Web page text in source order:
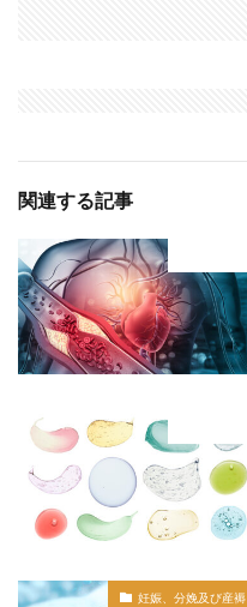
関連する記事
妊娠、分娩及び産褥